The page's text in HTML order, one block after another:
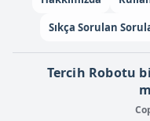
Sıkça Sorulan
Tercih Robotu